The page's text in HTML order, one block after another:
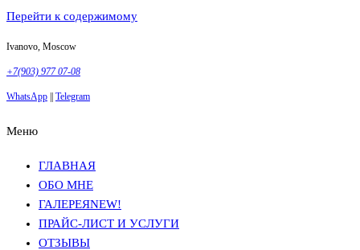
Перейти к содержимому
Ivanovo, Moscow
+7(903) 977 07-08
WhatsApp Telegram
Меню
ГЛАВНАЯ
ОБО МНЕ
ГАЛЕРЕЯNEW!
ПРАЙС-ЛИСТ И УСЛУГИ
ОТЗЫВЫ